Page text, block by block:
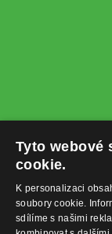
Tyto webové
cookie.
K personalizaci
soubory cookie.
sdílíme s našimi